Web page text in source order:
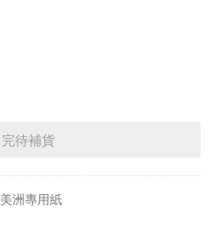
待補貨
洲專用紙